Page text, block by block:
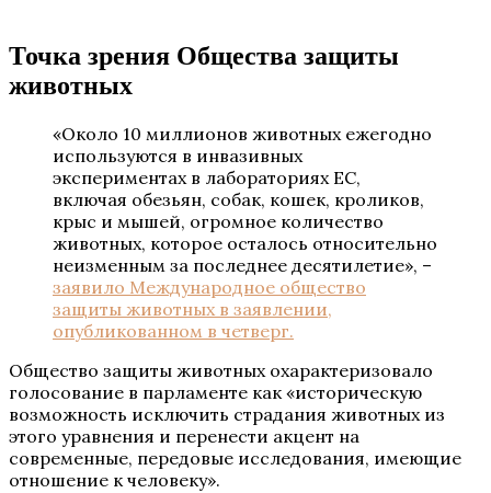
Точка зрения Общества защиты
животных
«Около 10 миллионов животных ежегодно
используются в инвазивных
экспериментах в лабораториях ЕС,
включая обезьян, собак, кошек, кроликов,
крыс и мышей, огромное количество
животных, которое осталось относительно
неизменным за последнее десятилетие», –
заявило Международное общество
защиты животных в заявлении,
опубликованном в четверг.
Общество защиты животных охарактеризовало
голосование в парламенте как «историческую
возможность исключить страдания животных из
этого уравнения и перенести акцент на
современные, передовые исследования, имеющие
отношение к человеку».